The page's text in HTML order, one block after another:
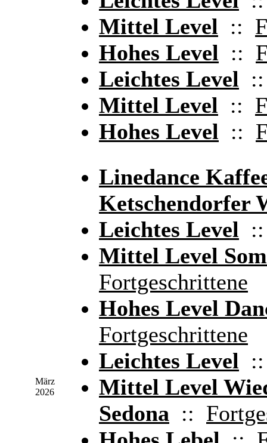
Mittel Level ::
Hohes Level ::
Leichtes Level
Mittel Level ::
Hohes Level ::
März
2026
Linedance
Ketschendorfer
Leichtes Level
Mittel Level
Fortgeschrittene
Hohes Level
Fortgeschrittene
Leichtes Level
Mittel Level
Sedona ::